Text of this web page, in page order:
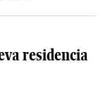
residencia